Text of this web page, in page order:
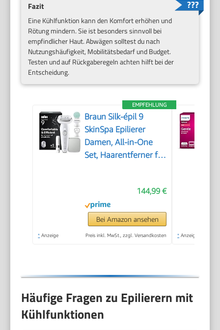
Fazit
Eine Kühlfunktion kann den Komfort erhöhen und
Rötung mindern. Sie ist besonders sinnvoll bei
empfindlicher Haut. Abwägen solltest du nach
Nutzungshäufigkeit, Mobilitätsbedarf und Budget.
Testen und auf Rückgaberegeln achten hilft bei der
Entscheidung.
EMPFEHLUNG
Braun Silk-épil 9
SkinSpa Epilierer
Damen, All-in-One
Set, Haarentferner für
Wasserdicht — Inkl.
Facespa
Gesichtshaarentferner
144,99 €
Bei Amazon ansehen
* Anzeige Preis inkl. MwSt., zzgl. Versandkosten * Anzeige
Häufige Fragen zu Epilierern mit
Kühlfunktionen